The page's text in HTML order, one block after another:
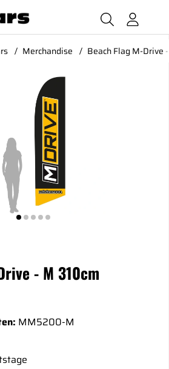
Merchandise Beach Flag M-Drive
M-Drive - M 310cm
- M 310cm
MM5200-M